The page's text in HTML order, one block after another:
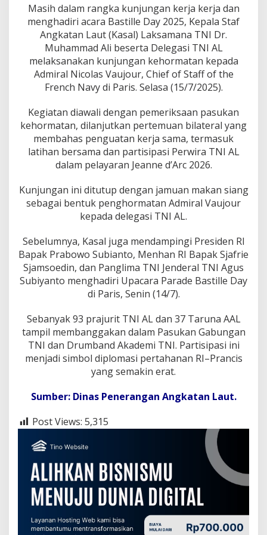
u
n
g
i
h
i
e
o
S
t
a
f
F
r
e
n
h
N
a
v
y
Masih dalam rangka kunjungan kerja kerja dan
menghadiri acara Bastille Day 2025, Kepala Staf
Angkatan Laut (Kasal) Laksamana TNI Dr.
Muhammad Ali beserta Delegasi TNI AL
melaksanakan kunjungan kehormatan kepada
Admiral Nicolas Vaujour, Chief of Staff of the
French Navy di Paris. Selasa (15/7/2025).
Kegiatan diawali dengan pemeriksaan pasukan
kehormatan, dilanjutkan pertemuan bilateral yang
membahas penguatan kerja sama, termasuk
latihan bersama dan partisipasi Perwira TNI AL
dalam pelayaran Jeanne d’Arc 2026.
Kunjungan ini ditutup dengan jamuan makan siang
sebagai bentuk penghormatan Admiral Vaujour
kepada delegasi TNI AL.
Sebelumnya, Kasal juga mendampingi Presiden RI
Bapak Prabowo Subianto, Menhan RI Bapak Sjafrie
Sjamsoedin, dan Panglima TNI Jenderal TNI Agus
Subiyanto menghadiri Upacara Parade Bastille Day
di Paris, Senin (14/7).
Sebanyak 93 prajurit TNI AL dan 37 Taruna AAL
tampil membanggakan dalam Pasukan Gabungan
TNI dan Drumband Akademi TNI. Partisipasi ini
menjadi simbol diplomasi pertahanan RI–Prancis
yang semakin erat.
Sumber: Dinas Penerangan Angkatan Laut.
Post Views: 5,315